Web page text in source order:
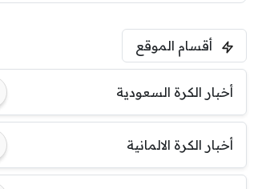
أقسام الموقع
أخبار الكرة السعودية
أخبار الكرة الالمانية